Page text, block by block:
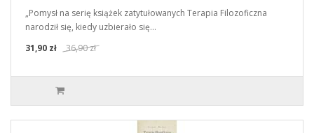
„Pomysł na serię książek zatytułowanych Terapia Filozoficzna
narodził się, kiedy uzbierało się…
31,90 zł
36,90 zł